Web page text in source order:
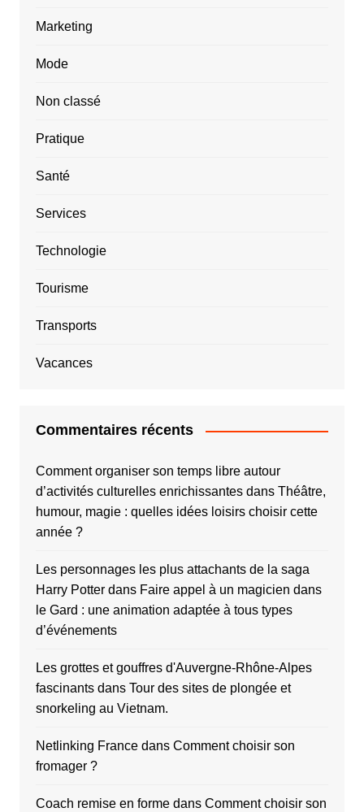
Marketing
Mode
Non classé
Pratique
Santé
Services
Technologie
Tourisme
Transports
Vacances
Commentaires récents
Comment organiser son temps libre autour
d’activités culturelles enrichissantesdans Théâtre,
humour, magie : quelles idées loisirs choisir cette
année ?
Les personnages les plus attachants de la saga
Harry Potterdans Faire appel à un magicien dans
le Gard : une animation adaptée à tous types
d’événements
Les grottes et gouffres d'Auvergne-Rhône-Alpes
fascinantsdans Tour des sites de plongée et
snorkeling au Vietnam.
Netlinking Francedans Comment choisir son
fromager ?
Coach remise en formedans Comment choisir son